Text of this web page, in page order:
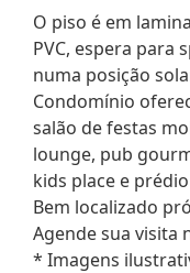
O piso é em
PVC, espera para
numa posição
Condomínio
salão de festas
lounge, pub
kids place e
Bem localizado
Agende sua visita
* Imagens